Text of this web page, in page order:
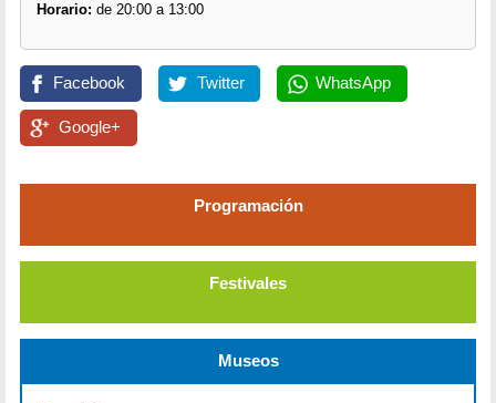
Horario: de 20:00 a 13:00
Facebook Twitter WhatsApp
Google+
Programación
Festivales
Museos